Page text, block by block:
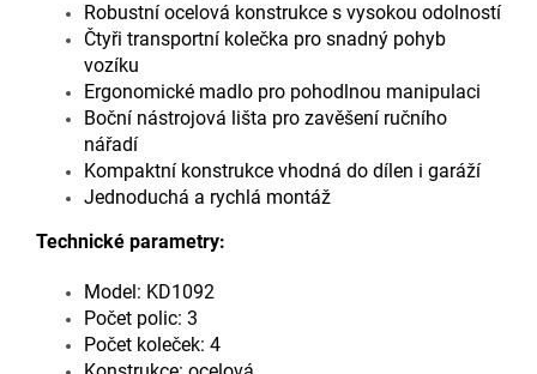
Robustní ocelová konstrukce s vysokou odolností
Čtyři transportní kolečka pro snadný pohyb
vozíku
Ergonomické madlo pro pohodlnou manipulaci
Boční nástrojová lišta pro zavěšení ručního
nářadí
Kompaktní konstrukce vhodná do dílen i garáží
Jednoduchá a rychlá montáž
Technické parametry:
Model: KD1092
Počet polic: 3
Počet koleček: 4